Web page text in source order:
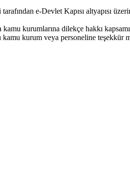
e-Devlet Kapısı altyapısı
kurumlarına dilekçe hakkı
kamu kurum veya personeline